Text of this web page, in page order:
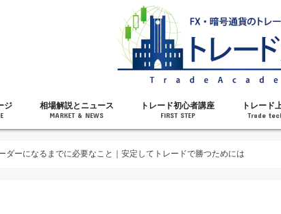
ジ 相場解説とニュース
MARKET & NEWS
トレード初心者講座
FIRST STEP
トレード
Trade
ダーになるまでに必要なこと｜安定してトレードで勝つためには